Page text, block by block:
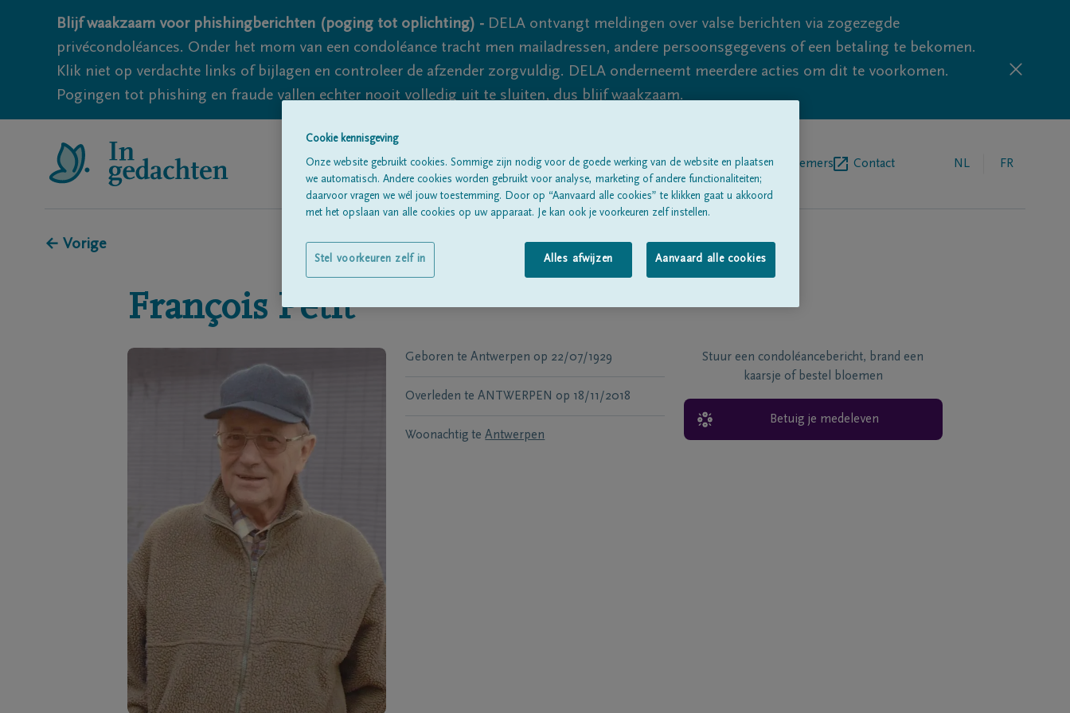
Blijf waakzaam voor phishingberichten (poging tot oplichting) - DELA ontvangt meldingen over valse berichten via zogezegde
privécondoléances. Onder het mom van een condoléance tracht men mailadressen, andere persoonsgegevens of een betaling te bekomen.
Klik niet op verdachte links of bijlagen en controleer de afzender zorgvuldig. DELA onderneemt meerdere acties om dit te voorkomen.
Pogingen tot phishing en fraude vallen echter nooit volledig uit te sluiten, dus blijf waakzaam.
Alle rouwberichtenOver onsBegrafenisondernemers Contact NL FR
← Vorige
François Petit
Geboren te Antwerpen op 22/07/1929
Overleden te ANTWERPEN op 18/11/2018
Woonachtig te Antwerpen
Stuur een condoléancebericht, brand een
kaarsje of bestel bloemen
Betuig je medeleven
Cookie kennisgeving
Onze website gebruikt cookies. Sommige zijn nodig voor de goede werking van de website en plaatsen
we automatisch. Andere cookies worden gebruikt voor analyse, marketing of andere functionaliteiten;
daarvoor vragen we wél jouw toestemming. Door op “Aanvaard alle cookies” te klikken gaat u akkoord
met het opslaan van alle cookies op uw apparaat. Je kan ook je voorkeuren zelf instellen.
Alles afwijzen Aanvaard alle cookies
Stel voorkeuren zelf in